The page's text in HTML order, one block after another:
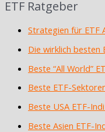
ETF Ratgeber
Strategien für ETF
Die wirklich besten
Beste “All World”
Beste ETF-
Beste USA ETF-
Beste Asien ETF-